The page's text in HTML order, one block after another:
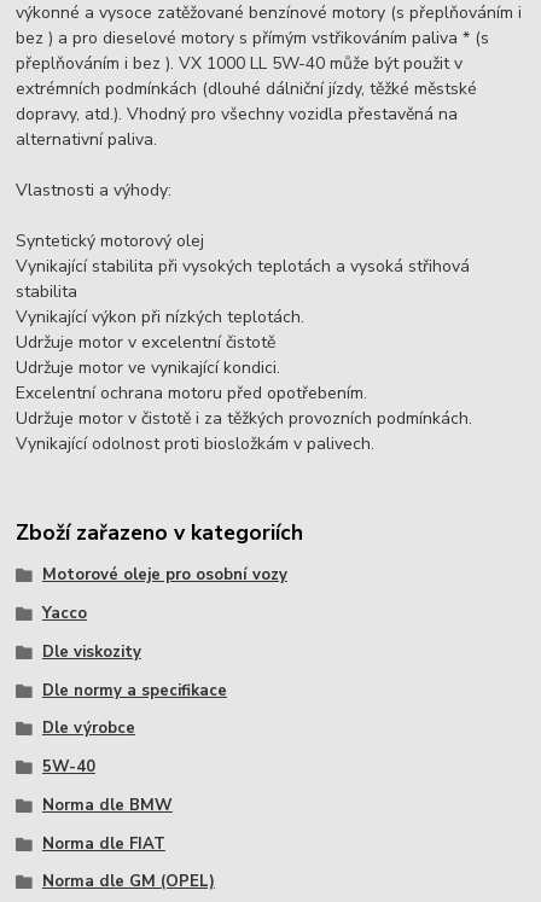
výkonné a vysoce zatěžované benzínové motory (s přeplňováním i
bez ) a pro dieselové motory s přímým vstřikováním paliva * (s
přeplňováním i bez ). VX 1000 LL 5W-40 může být použit v
extrémních podmínkách (dlouhé dálniční jízdy, těžké městské
dopravy, atd.). Vhodný pro všechny vozidla přestavěná na
alternativní paliva.
Vlastnosti a výhody:
Syntetický motorový olej
Vynikající stabilita při vysokých teplotách a vysoká střihová
stabilita
Vynikající výkon při nízkých teplotách.
Udržuje motor v excelentní čistotě
Udržuje motor ve vynikající kondici.
Excelentní ochrana motoru před opotřebením.
Udržuje motor v čistotě i za těžkých provozních podmínkách.
Vynikající odolnost proti biosložkám v palivech.
Zboží zařazeno v kategoriích
Motorové oleje pro osobní vozy
Yacco
Dle viskozity
Dle normy a specifikace
Dle výrobce
5W-40
Norma dle BMW
Norma dle FIAT
Norma dle GM (OPEL)